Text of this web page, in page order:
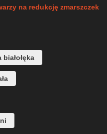
na redukcję zmarszczek